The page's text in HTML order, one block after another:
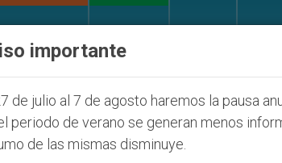
Seúl 2027 ONU se
importante
de julio al 7 de agosto haremos la pausa
periodo de verano se generan menos
de las mismas disminuye.